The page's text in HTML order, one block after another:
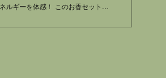
⭐︎九頭龍のお香セット⭐︎ ■神秘的なエネルギーを体感！ このお香セットは、九頭龍の持つ神秘的な力を体感できる特別なアイテムです。九頭龍は古くから日本の伝説に登場し、豊かさや繁栄の象徴とされています。このお香を焚くことで、心を穏やかにし、あなたの周囲に流れるエネルギーを整えます。 ■特別な香りで心身のリフレッシュ！ 九頭龍のお香は、独自にブレンドされた香料から成り、深いリラックス効果をもたらします。忙しい日常の中で心が疲れた時や、新たな挑戦をする前に、ぜひお試しください。軽やかな香りがあなたの空間を洗練されたものに変えてくれます。 ✴︎瞑想やリフレクションのために ✴︎特別な出会いやイベントの前に ✴︎疲れを癒したい時に 九頭龍のお香が、心を清め、ポジティブなエネルギーを与えてくれることでしょう。大切なひとときを演出するために、あなたの生活に取り入れてみてください。 ☆九頭龍の力を象徴するお守り文香プレゼント☆ 清らかな心を、日常の中に取り入れ、それぞれの瞬間を特別なものにしましょう！